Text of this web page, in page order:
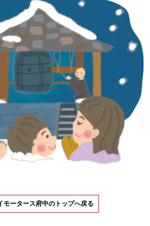
モータース府中のトップへ戻る